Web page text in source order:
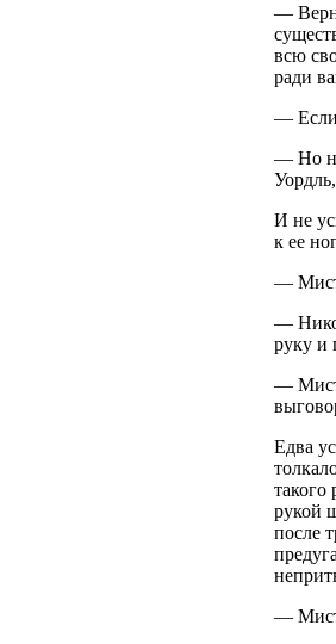
—
всю
ради
— Если
— Но
И не
к ее
—
—
руку и
—
Едва
такого
рукой
после
—